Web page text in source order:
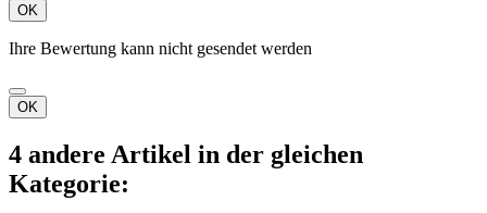
OK
Ihre Bewertung kann nicht gesendet werden
OK
4 andere Artikel in der gleichen
Kategorie: